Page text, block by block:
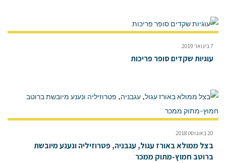
7 בינואר 2019
עוגיות שקדים סופר פריכות
20 באוגוסט 2018
בצל ממולא באורז עגול, עגבניה, פטרוזיליה ונענע מיובשת
ברוטב חמוץ-מתוק ממכר